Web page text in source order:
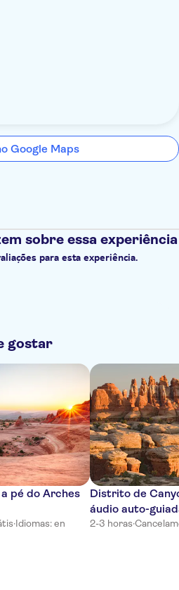
Google Maps
sobre essa experiência
para esta experiência.
gostar
pé do Arches
·Idiomas: en
Distrito de
áudio auto-
2-3 horas·